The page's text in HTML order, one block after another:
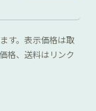
す。表示価格は取
格、送料はリンク